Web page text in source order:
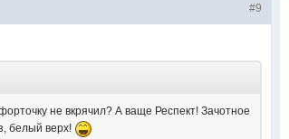
#9
не вкрячил? А ваще Респект! Зачотное
белый верх!